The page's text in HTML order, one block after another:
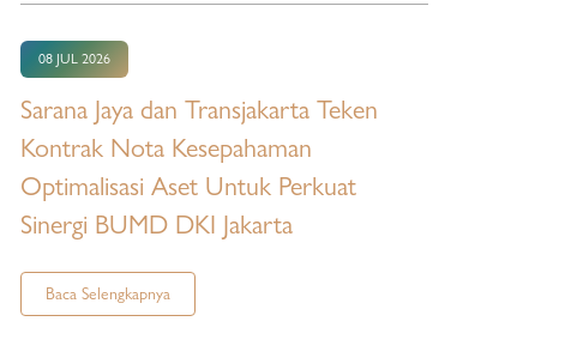
08 JUL 2026
Sarana Jaya dan Transjakarta Teken
Kontrak Nota Kesepahaman
Optimalisasi Aset Untuk Perkuat
Sinergi BUMD DKI Jakarta
Baca Selengkapnya